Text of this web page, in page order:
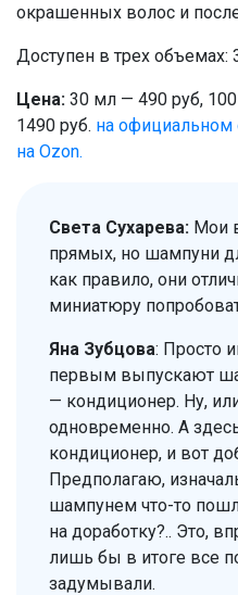
окрашенных волос и
Доступен в трех
Цена: 30 мл — 490 руб,
1490 руб. на официальном
на Ozon.
Света Сухарева: Мои
прямых, но шампуни
как правило, они
миниатюру
Яна Зубцова: Просто
первым выпускают
— кондиционер. Ну,
одновременно. А
кондиционер, и вот
Предполагаю,
шампунем что-то
на доработку?.. Это,
лишь бы в итоге все
задумывали.